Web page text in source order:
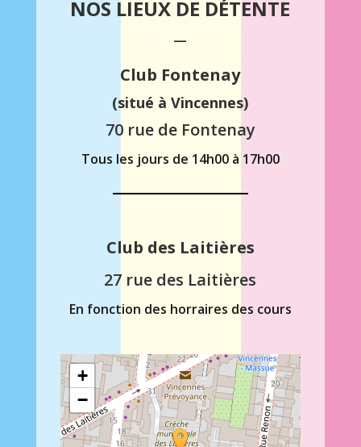
NOS LIEUX DE DÉTENTE
—
Club Fontenay
(situé à Vincennes)
70 rue de Fontenay
Tous les jours de 14h00 à 17h00
Club des Laitières
27 rue des Laitières
En fonction des horraires des cours
+
−